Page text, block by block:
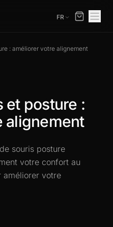
FR
: améliorer votre alignement
et posture :
alignement
souris posture
votre confort au
améliorer votre